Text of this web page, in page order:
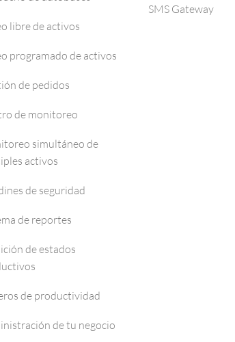
libre de activos
programado de activos
de pedidos
de monitoreo
simultáneo de
activos
de seguridad
de reportes
de estados
de productividad
de tu negocio
SMS Gateway